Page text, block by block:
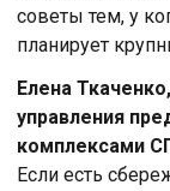
советы тем, у
планирует
Елена
управления
комплексами
Если есть